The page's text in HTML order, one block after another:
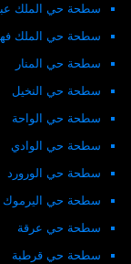
سطحة حي الملك
سطحة حي الملك
سطحة حي المنار
سطحة حي النخيل
سطحة حي الواحة
سطحة حي الوادي
سطحة حي الورورد
سطحة حي اليرموك
سطحة حي عرقة
سطحة حي قرطبة